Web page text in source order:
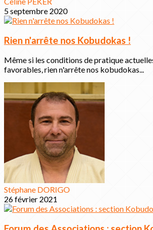
5 septembre 2020
Rien n'arrête nos Kobudokas !
Même si les conditions de pratique
favorables, rien n'arrête nos kobudokas...
Stéphane DORIGO
26 février 2021